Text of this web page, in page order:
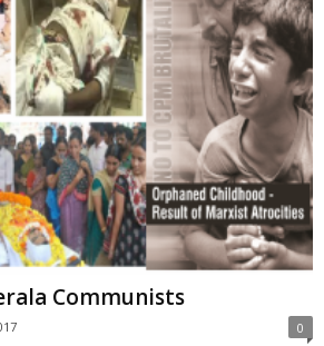
Communists
0